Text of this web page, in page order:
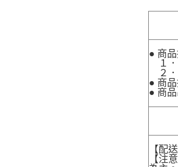
● 商
１．
２．
● 商
● 商
【配
【注